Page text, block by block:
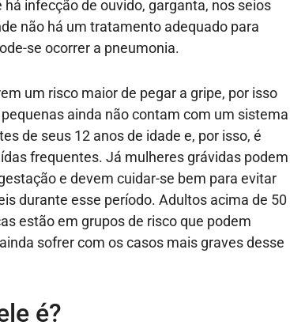
infecção de ouvido, garganta, nos seios
não há um tratamento adequado para
se ocorrer a pneumonia.
um risco maior de pegar a gripe, por isso
ainda não contam com um sistema
de seus 12 anos de idade e, por isso, é
frequentes. Já mulheres grávidas podem
e devem cuidar-se bem para evitar
durante esse período. Adultos acima de 50
estão em grupos de risco que podem
sofrer com os casos mais graves desse
é?